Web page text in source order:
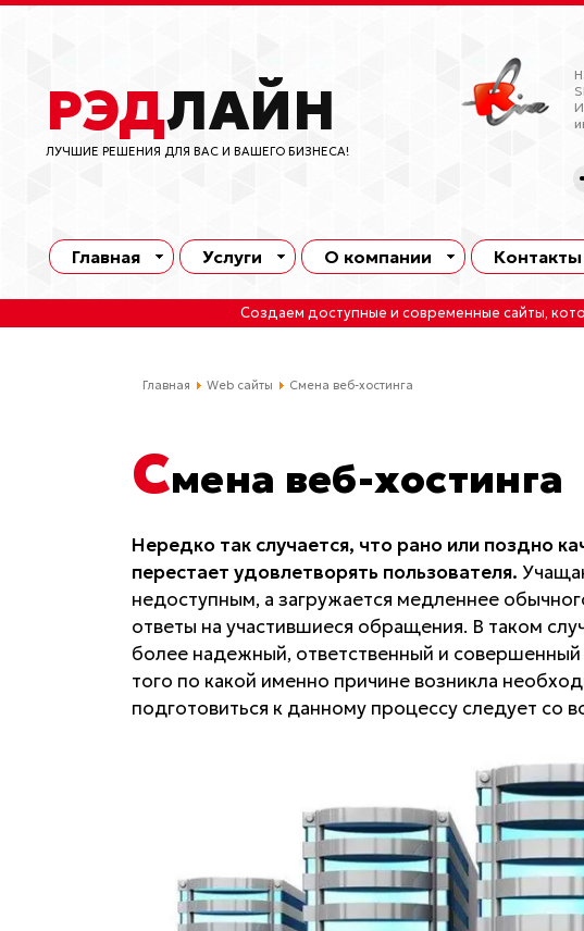
РЭДЛАЙН
ЛУЧШИЕ РЕШЕНИЯ ДЛЯ ВАС И ВАШЕГО БИЗНЕСА!
Главная Услуги О компании
Создаем доступные и современные сайты,
Главная Web сайты Смена веб-хостинга
Смена веб-хостинга
Нередко так случается, что рано или поздно
перестает удовлетворять пользователя.
недоступным, а загружается медленнее
ответы на участившиеся обращения. В таком
более надежный, ответственный и совершенный
того по какой именно причине возникла
подготовиться к данному процессу следует со